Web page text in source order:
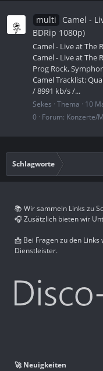
multi
Camel -
BDRip 1080p)
Camel - Live at The
Camel - Live at The
Prog Rock,
Camel Tracklist:
/ 8991 kb/s /...
Sekes Thema 10
0
Forum: Konzerte/
Schlagworte
📚 Wir sammeln Links zu
🎧 Zusätzlich bieten wir
📩 Bei Fragen zu den
Dienstleister.
🚀 Neuigkeiten